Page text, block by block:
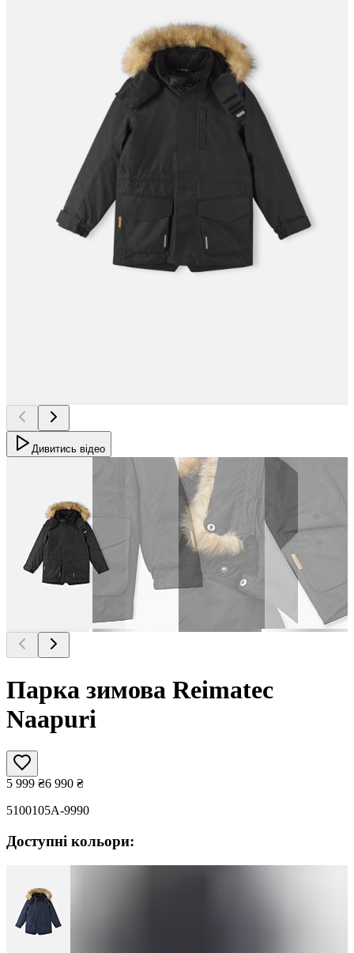
Дивитись відео
Парка зимова Reimatec
Naapuri
5 999 ₴6 990 ₴
5100105A-9990
Доступні кольори: